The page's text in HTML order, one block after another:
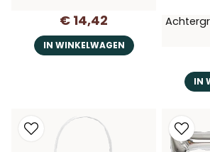
€ 14,42
IN WINKELWAGEN
IN